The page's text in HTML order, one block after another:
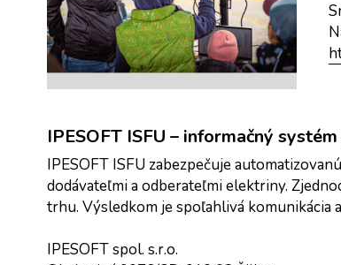
IPESOFT ISFU – informačný
IPESOFT ISFU zabezpečuje
dodávateľmi a odberateľmi elektriny.
trhu. Výsledkom je spoľahlivá komunikácia
IPESOFT spol. s.r.o.